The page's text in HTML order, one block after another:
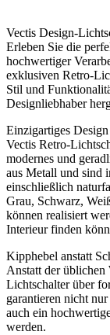
Vectis Design-
Erleben Sie die
hochwertiger
exklusiven Retro-
Stil und
Designliebhaber
Einzigartiges
Vectis Retro-
modernes und
aus Metall und sind
einschließlich
Grau, Schwarz,
können realisiert
Interieur finden
Kipphebel anstatt
Anstatt der üblichen
Lichtschalter über
garantieren nicht
auch ein
werden.